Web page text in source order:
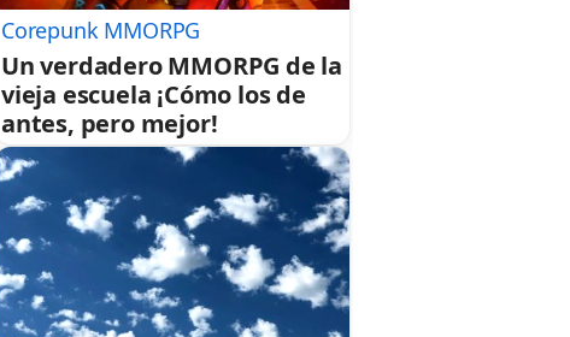
Corepunk MMORPG
Un verdadero MMORPG de la
vieja escuela ¡Cómo los de
antes, pero mejor!